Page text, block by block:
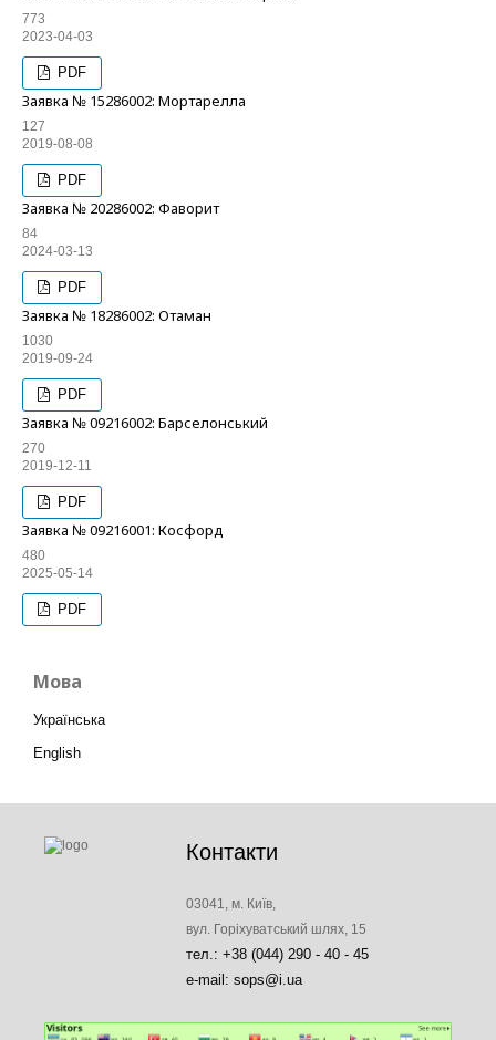
773
2023-04-03
PDF
Заявка № 15286002: Мортарелла
127
2019-08-08
PDF
Заявка № 20286002: Фаворит
84
2024-03-13
PDF
Заявка № 18286002: Отаман
1030
2019-09-24
PDF
Заявка № 09216002: Барселонський
270
2019-12-11
PDF
Заявка № 09216001: Косфорд
480
2025-05-14
PDF
Мова
Українська
English
Контакти
03041, м. Київ,
вул. Горіхуватський шлях, 15
тел.: +38 (044) 290 - 40 - 45
e-mail: sops@i.ua